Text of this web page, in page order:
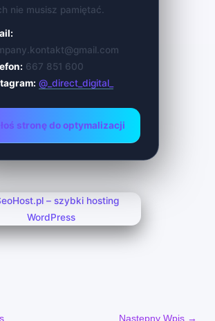
nie musisz pamiętać.
667 851 600
@_direct_digital_
stronę do optymalizacji
Następny Wpis →